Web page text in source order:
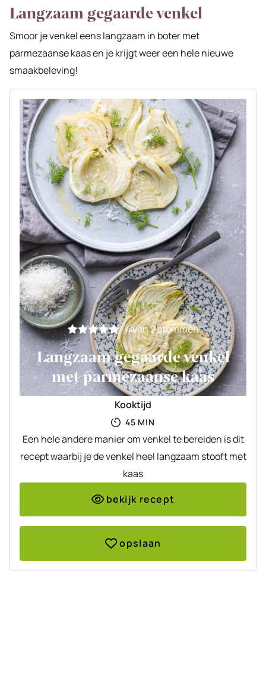
Langzaam gegaarde venkel
Smoor je venkel eens langzaam in boter met
parmezaanse kaas en je krijgt weer een hele nieuwe
smaakbeleving!
4van2stemmen
Langzaam gegaarde venkel
met parmezaanse kaas
Kooktijd
45MINUTEN
MIN
Een hele andere manier om venkel te bereiden is dit
recept waarbij je de venkel heel langzaam stooft met
kaas
bekijk recept
opslaan